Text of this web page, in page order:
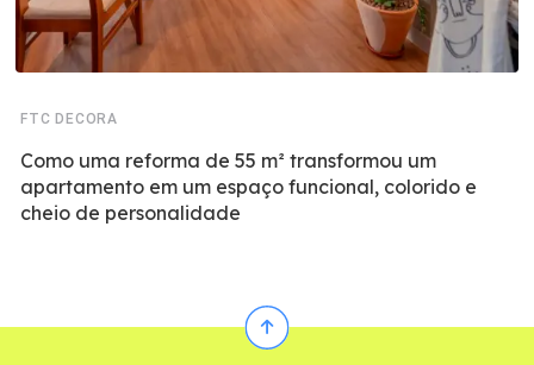
FTC DECORA
Como uma reforma de 55 m² transformou um
apartamento em um espaço funcional, colorido e
cheio de personalidade